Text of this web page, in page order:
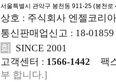
서울특별시 관악구 봉천동 911-25 (봉천로
상호 : 주식회사 엔젤코리
통신판매업신고 : 18-
회
SINCE 2001
고객센터 : 1566-1442
팩
부 합니다.]